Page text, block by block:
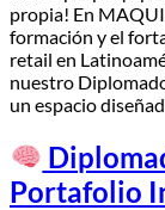
propia! En
formación y el
retail en
nuestro
un espacio
Portafolio